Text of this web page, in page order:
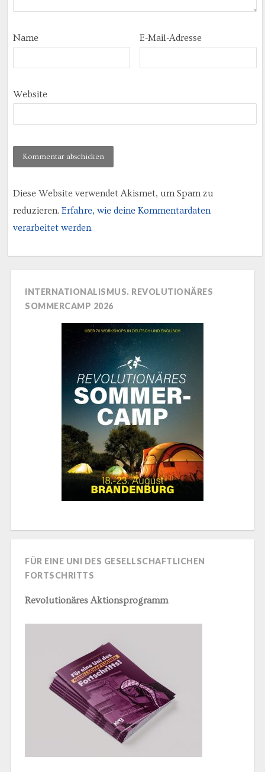
Name E-Mail-Adresse
Website
Diese Website verwendet Akismet, um Spam zu
reduzieren. Erfahre, wie deine Kommentardaten
verarbeitet werden.
INTERNATIONALISMUS. REVOLUTIONÄRES
SOMMERCAMP 2026
FÜR EINE UNI DES GESELLSCHAFTLICHEN
FORTSCHRITTS
Revolutionäres Aktionsprogramm